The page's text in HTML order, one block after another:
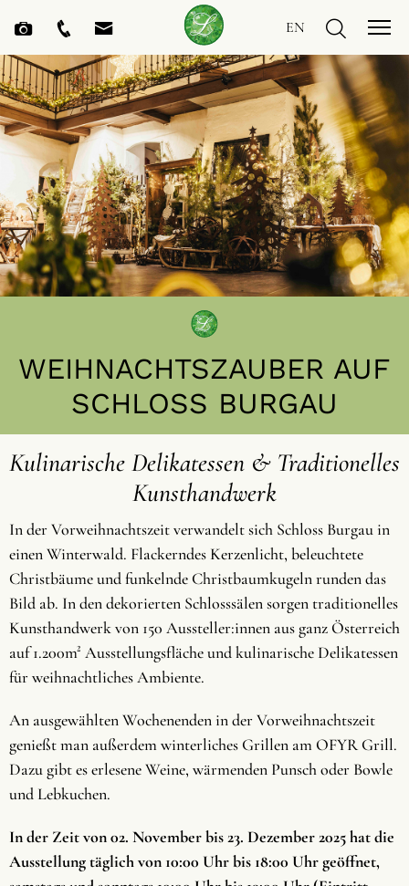
EN
WEIHNACHTSZAUBER AUF
SCHLOSS BURGAU
Kulinarische Delikatessen & Traditionelles
Kunsthandwerk
In der Vorweihnachtszeit verwandelt sich Schloss Burgau in
einen Winterwald. Flackerndes Kerzenlicht, beleuchtete
Christbäume und funkelnde Christbaumkugeln runden das
Bild ab. In den dekorierten Schlosssälen sorgen traditionelles
Kunsthandwerk von 150 Aussteller:innen aus ganz Österreich
auf 1.200m² Ausstellungsfläche und kulinarische Delikatessen
für weihnachtliches Ambiente.
An ausgewählten Wochenenden in der Vorweihnachtszeit
genießt man außerdem winterliches Grillen am OFYR Grill.
Dazu gibt es erlesene Weine, wärmenden Punsch oder Bowle
und Lebkuchen.
In der Zeit von 02. November bis 23. Dezember 2025 hat die
Ausstellung täglich von 10:00 Uhr bis 18:00 Uhr geöffnet,